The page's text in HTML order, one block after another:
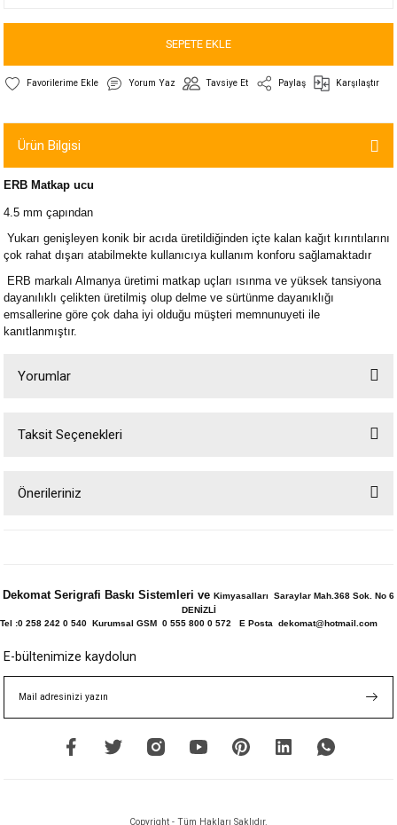
SEPETE EKLE
Yorum Yaz Tavsiye Et Paylaş Karşılaştır
Ürün Bilgisi
ERB Matkap ucu
4.5 mm çapından
Yukarı genişleyen konik bir acıda üretildiğinden içte kalan kağıt kırıntılarını
çok rahat dışarı atabilmekte kullanıcıya kullanım konforu sağlamaktadır
ERB markalı Almanya üretimi matkap uçları ısınma ve yüksek tansiyona
dayanılıklı çelikten üretilmiş olup delme ve sürtünme dayanıklığı
emsallerine göre çok daha iyi olduğu müşteri memnunuyeti ile
kanıtlanmıştır.
Yorumlar
Taksit Seçenekleri
Önerileriniz
Ürün resmi kalitesiz, bozuk veya görüntülenemiyor.
Ürün fiyatı diğer sitelerden daha pahalı.
Bu ürüne benzer farklı alternatifler olmalı.
Dekomat Serigrafi Baskı Sistemleri ve Kimyasalları Saraylar Mah.368 Sok. No 6
DENİZLİ
Tel :0 258 242 0 540 Kurumsal GSM 0 555 800 0 572 E Posta dekomat@hotmail.com
E-bültenimize kaydolun
Copyright - Tüm Hakları Saklıdır.